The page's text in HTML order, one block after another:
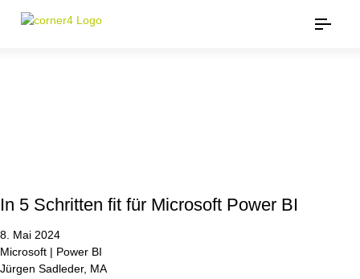
In 5 Schritten fit für Microsoft Power BI
8. Mai 2024
Microsoft | Power BI
Jürgen Sadleder, MA